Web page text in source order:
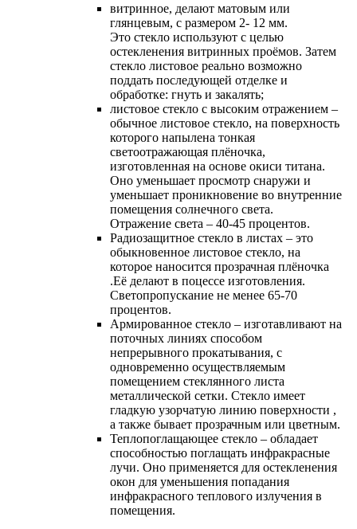
витринное, делают матовым или
глянцевым, с размером 2- 12 мм.
Это стекло используют с целью
остекленения витринных проёмов. Затем
стекло листовое реально возможно
поддать последующей отделке и
oбработке: гнуть и закалять;
листовое стекло с высоким отражением –
обычное листовое стекло, на поверхность
которого напылена тонкая
светоотражающая плёночка,
изготовленная на основе окиси титана.
Оно уменьшает просмотр снаружи и
уменьшает проникновение во внутренние
помещения солнечного света.
Отражение света – 40-45 процентов.
Радиозащитное стекло в листах – это
обыкновенное листовое стекло, на
которое наносится прозрачная плёночка
.Её делают в поцессе изготовления.
Светопропускание не менее 65-70
процентов.
Армированное стекло – изготавливают на
поточных линиях способом
непрерывного прокатывания, с
одновременно осуществляемым
помещением стеклянного листа
металлической сетки. Стекло имеет
гладкую узорчатую линию поверхности ,
а также бывает прозрачным или цветным.
Теплопоглащающее стекло – обладает
способностью поглащать инфракрасные
лучи. Оно применяется для остекленения
окон для уменьшения попадания
инфракрасного теплового излучения в
помещения.